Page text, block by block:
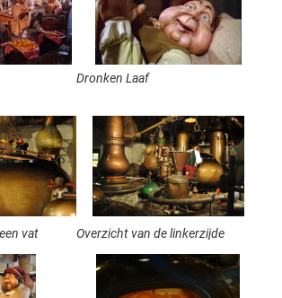
Dronken Laaf
vat Overzicht van de linkerzijde